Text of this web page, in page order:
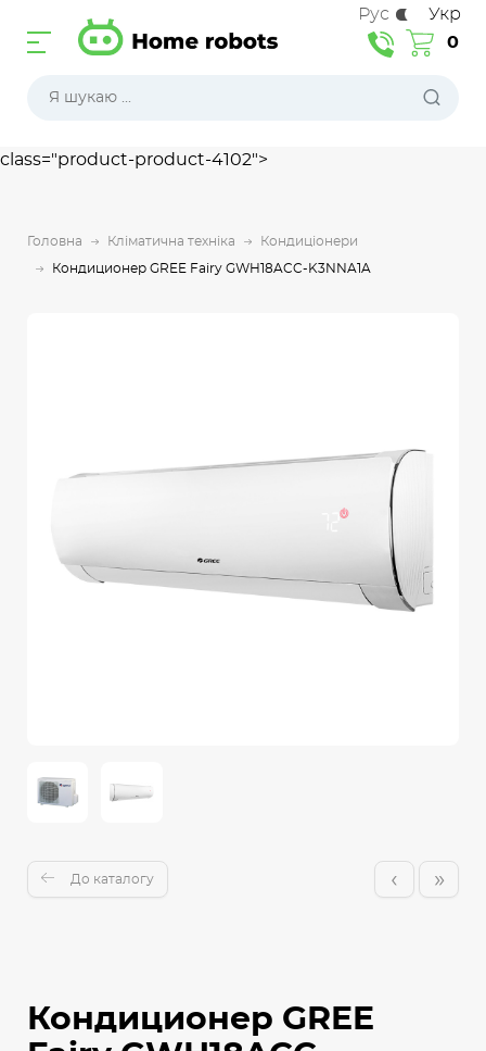
class="product-product-4102">
0
Рус Укр
Головна Кліматична техніка Кондиціонери
Кондиционер GREE Fairy GWH18ACC-K3NNA1A
До каталогу ‹ »
Кондиционер GREE